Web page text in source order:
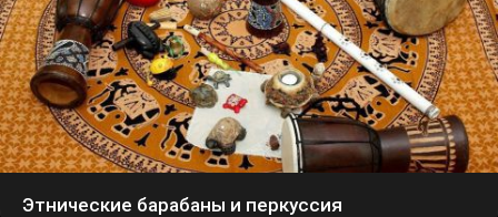
Этнические барабаны и перкуссия